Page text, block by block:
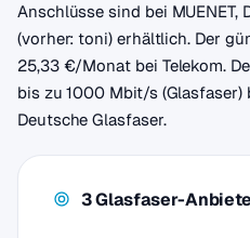
Anschlüsse sind bei MUENET,
(vorher: toni) erhältlich. Der
25,33 €/Monat bei Telekom.
bis zu 1000 Mbit/s (Glasfaser)
Deutsche Glasfaser.
3 Glasfaser-